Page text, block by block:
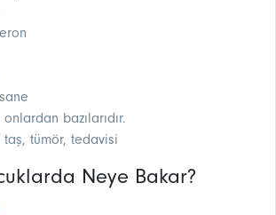
bazılarıdır.
tümör, tedavisi
Neye Bakar?